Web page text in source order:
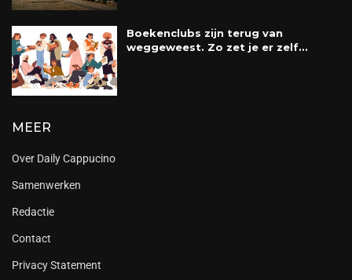
Boekenclubs zijn terug van
weggeweest. Zo zet je er zelf...
MEER
Over Daily Cappucino
Samenwerken
Redactie
Contact
Privacy Statement